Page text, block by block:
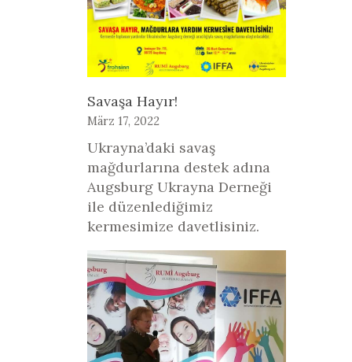
Savaşa Hayır!
März 17, 2022
Ukrayna’daki savaş
mağdurlarına destek adına
Augsburg Ukrayna Derneği
ile düzenlediğimiz
kermesimize davetlisiniz.